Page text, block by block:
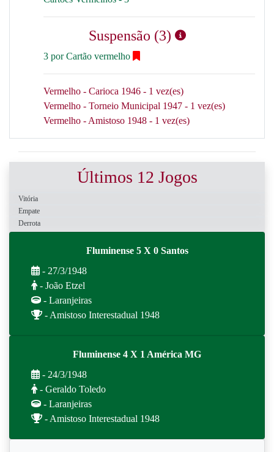
Suspensão (3)
3 por Cartão vermelho
Vermelho - Carioca 1946 - 1 vez(es)
Vermelho - Torneio Municipal 1947 - 1 vez(es)
Vermelho - Amistoso 1948 - 1 vez(es)
Últimos 12 Jogos
Vitória
Empate
Derrota
Fluminense 5 X 0 Santos
- 27/3/1948
- João Etzel
- Laranjeiras
- Amistoso Interestadual 1948
Fluminense 4 X 1 América MG
- 24/3/1948
- Geraldo Toledo
- Laranjeiras
- Amistoso Interestadual 1948